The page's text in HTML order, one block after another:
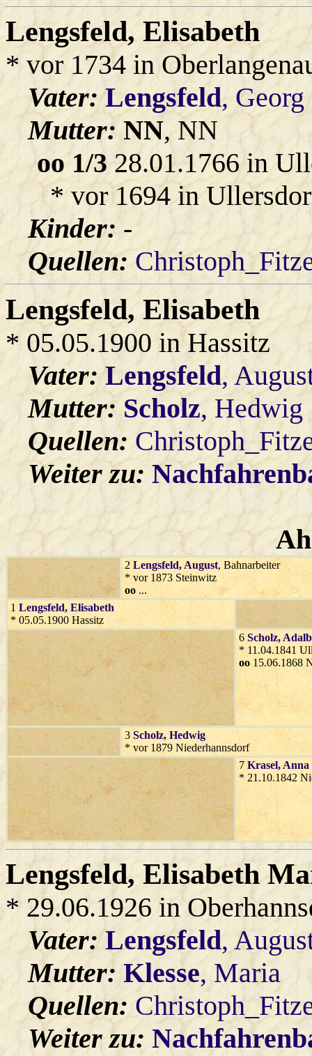
Lengsfeld, Elisabeth
* vor 1734 in
Vater:Lengsfeld, Georg
Mutter:NN, NN
oo 1/328.01.1766 in
* vor 1694 in
Kinder:-
Quellen:
Lengsfeld, Elisabeth
* 05.05.1900 in Hassitz
Vater:Lengsfeld,
Mutter:Scholz, Hedwig
Quellen:
Weiter zu:
2 Lengsfeld, August, Bahnarbeiter
* vor 1873 Steinwitz
oo ...
1 Lengsfeld, Elisabeth
* 05.05.1900 Hassitz
6 Scholz,
* 11.04.1841
oo 15.06.1868
3 Scholz, Hedwig
* vor 1879 Niederhannsdorf
7 Krasel, Anna
* 21.10.1842
Lengsfeld, Elisabeth
* 29.06.1926 in
Vater:Lengsfeld,
Mutter:Klesse, Maria
Quellen:
Weiter zu: